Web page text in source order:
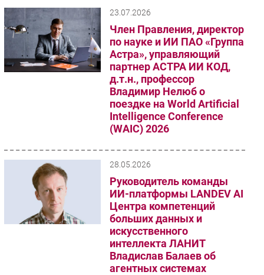
Интернет
Мобильная связь
Фиксированная связь
Интеграция
Рынок ПК
Кадры
Регулирование
Финансы
Web
23.07.2026
Член Правления, директор
по науке и ИИ ПАО «Группа
Астра», управляющий
партнер АСТРА ИИ КОД,
д.т.н., профессор
Владимир Нелюб о
поездке на World Artificial
Intelligence Conference
(WAIC) 2026
28.05.2026
Руководитель команды
ИИ-платформы LANDEV AI
Центра компетенций
больших данных и
искусственного
интеллекта ЛАНИТ
Владислав Балаев об
агентных системах